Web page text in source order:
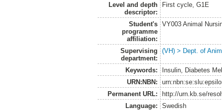
Level and depth
descriptor:
First cycle, G1E
Student's
programme
affiliation:
VY003 Animal
Supervising
department:
(VH) > Dept. of
Keywords:
Insulin, Diabetes
URN:NBN:
Permanent URL:
http://urn.kb.se/
Language:
Swedish